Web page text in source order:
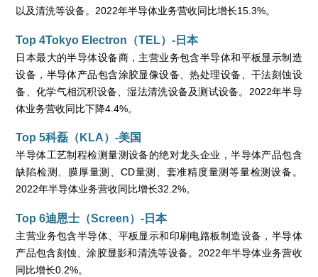
以及清洗等设备。2022年半导体业务营收同比增长15.3%。
Top 4Tokyo Electron（TEL）-日本
日本最大的半导体设备商，主营业务包含半导体和平板显示制造
设备，半导体产品包含涂胶显像设备、热处理设备、干法刻蚀设
备、化学气相沉积设备、湿法清洗设备及测试设备。2022年半导
体业务营收同比下降4.4%。
Top 5科磊（KLA）-美国
半导体工艺制程检测量测设备的绝对龙头企业，半导体产品包含
缺陷检测、膜厚量测、CD量测、套准精度量测等量检测设备。
2022年半导体业务营收同比增长32.2%。
Top 6迪恩士（Screen）-日本
主营业务包含半导体、平板显示和印刷电路板制造设备，半导体
产品包含刻蚀、涂胶显影和清洗等设备。2022年半导体业务营收
同比增长0.2%。